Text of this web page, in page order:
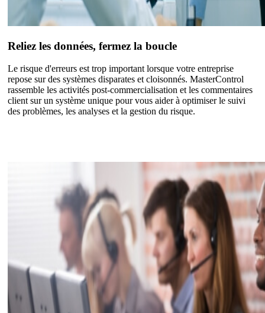
Reliez les données, fermez la boucle
Le risque d'erreurs est trop important lorsque votre entreprise
repose sur des systèmes disparates et cloisonnés. MasterControl
rassemble les activités post-commercialisation et les commentaires
client sur un système unique pour vous aider à optimiser le suivi
des problèmes, les analyses et la gestion du risque.